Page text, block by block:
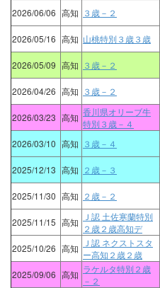
2026/06/06 高知 ３歳－２
2026/05/16 高知 山桃特別３歳３歳
2026/05/09 高知 ３歳－２
2026/04/26 高知 ３歳－２
2026/03/23 高知 香川県オリーブ牛
特別３歳－４
2026/03/10 高知 ３歳－４
2025/12/13 高知 ２歳－３
2025/11/30 高知 ２歳－２
2025/11/15 高知
Ｊ認 土佐寒蘭特別
２歳２歳高知デ
2025/10/26 高知
Ｊ認 ネクストスタ
ー高知２歳２歳
2025/09/06 高知 ラケルタ特別２歳
－２